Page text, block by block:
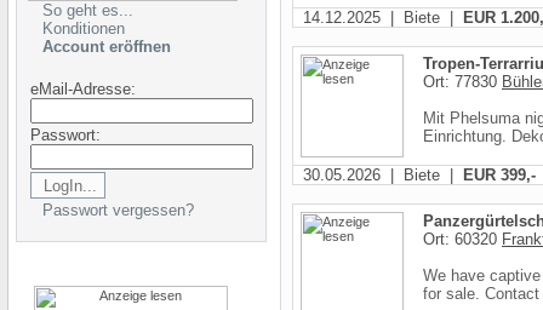
So geht es...
Konditionen
Account eröffnen
eMail-Adresse:
Passwort:
Passwort vergessen?
14.12.2025 | Biete | EUR
Tropen-
Ort: 77830
Mit Phelsuma
Einrichtung.
30.05.2026 | Biete | EUR 399,-
Ort: 60320
We have
for sale.